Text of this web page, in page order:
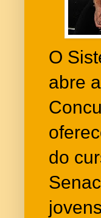
O
abre
do